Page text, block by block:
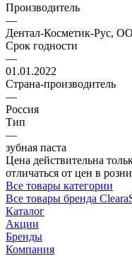
Производитель
—
Дентал-Косметик-Рус,
Срок годности
—
01.01.2022
Страна-производитель
—
Россия
Тип
—
зубная паста
Цена действительна
отличаться от цен в
Все товары категории
Все товары бренда
Каталог
Акции
Бренды
Компания